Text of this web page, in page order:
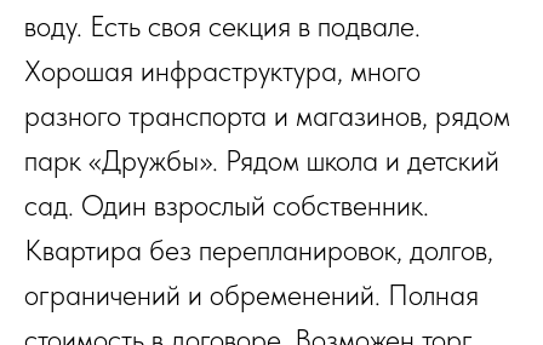
воду. Есть своя секция в подвале.
Хорошая инфраструктура, много
разного транспорта и магазинов, рядом
парк «Дружбы». Рядом школа и детский
сад. Один взрослый собственник.
Квартира без перепланировок, долгов,
ограничений и обременений. Полная